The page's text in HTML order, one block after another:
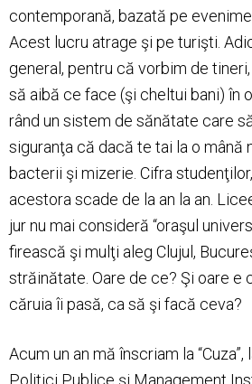
contemporană, bazată pe
Acest lucru atrage şi pe turişti.
general, pentru că vorbim de
să aibă ce face (şi cheltui bani) în
rând un sistem de sănătate care
siguranţa că dacă te tai la o mână
bacterii şi mizerie. Cifra
acestora scade de la an la an.
jur nu mai consideră “oraşul
firească şi mulţi aleg Clujul,
străinătate. Oare de ce? Şi oare e
căruia îi pasă, ca să şi facă ceva?
Acum un an mă înscriam la
Politici Publice şi Management